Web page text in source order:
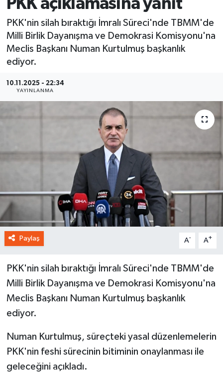
PKK açıklamasına yanıt
PKK'nin silah bıraktığı İmralı Süreci'nde TBMM'de
Milli Birlik Dayanışma ve Demokrasi Komisyonu'na
Meclis Başkanı Numan Kurtulmuş başkanlık
ediyor.
10.11.2025 - 22:34
YAYINLANMA
Paylaş A- A+
PKK'nin silah bıraktığı İmralı Süreci'nde TBMM'de
Milli Birlik Dayanışma ve Demokrasi Komisyonu'na
Meclis Başkanı Numan Kurtulmuş başkanlık
ediyor.
Numan Kurtulmuş, süreçteki yasal düzenlemelerin
PKK'nin feshi sürecinin bitiminin onaylanması ile
geleceğini açıkladı.